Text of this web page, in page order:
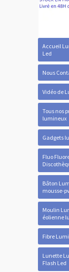
Accueil
Led
Nous
Vidéo de
Tous nos
lumineux
Gadgets
Fluo
Bâton
mousse-
Moulin
éolienne
Fibre
Lunette
Flash Led